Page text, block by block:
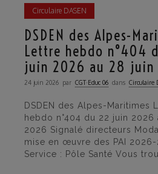
Circulaire DASEN
DSDEN des Alpes-
Lettre hebdo n°404
juin 2026 au 28 juin
24 juin 2026 par CGT·Educ 06 dans Circulaire
DSDEN des Alpes-Maritimes
hebdo n°404 du 22 juin 2026
2026 Signalé directeurs
mise en œuvre des PAI 2026-
Service : Pôle Santé Vous